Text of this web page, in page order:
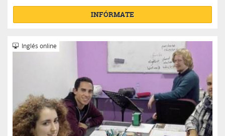
INFÓRMATE
Inglés online